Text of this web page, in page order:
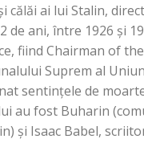
călăi ai lui Stalin,
de ani, între 1926 și
fiind Chairman of
Suprem al
sentințele de
au fost Buharin
și Isaac Babel,